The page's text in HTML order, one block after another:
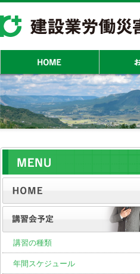
講習の種類
年間スケジュール